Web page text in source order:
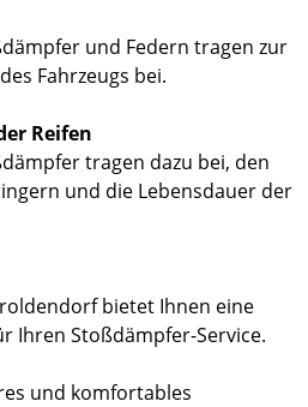
und Federn tragen zur
Fahrzeugs bei.
Reifen
tragen dazu bei, den
und die Lebensdauer der
bietet Ihnen eine
Ihren Stoßdämpfer-Service.
und komfortables